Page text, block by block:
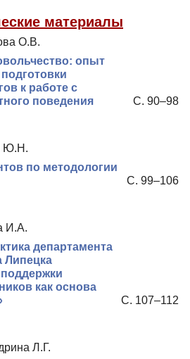
материалы
О.В.
опыт
к работе с
поведения
С. 90–98
Ю.Н.
по методологии
С. 99–106
И.А.
департамента
Липецка
как основа
С. 107–112
Л.Г.